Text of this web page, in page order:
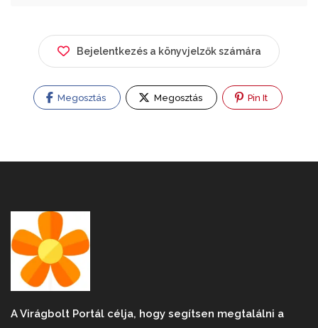
Bejelentkezés a könyvjelzők számára
Megosztás Megosztás Pin It
A Virágbolt Portál célja, hogy segítsen megtalálni a